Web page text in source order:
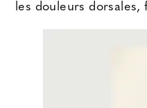
les douleurs dorsales,